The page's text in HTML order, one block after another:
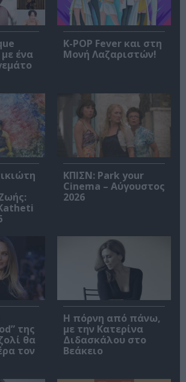
ένα
K-POP Fever και στη
Μονή Λαζαριστών!
ΚΠΙΣΝ: Park your
Cinema – Αύγουστος
2026
της
θα
τον
Η πόρνη από πάνω,
με την Κατερίνα
Διδασκάλου στο
Βεάκειο